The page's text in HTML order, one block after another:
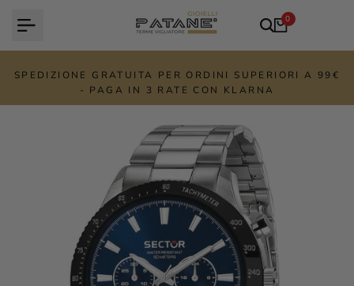
0
SPEDIZIONE GRATUITA PER ORDINI SUPERIORI A 99€
- PAGA IN 3 RATE CON KLARNA